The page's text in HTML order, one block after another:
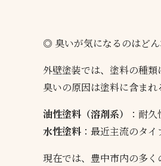
◎ 臭いが気になるのはどん
外壁塗装では、塗料の種類
臭いの原因は塗料に含まれ
油性塗料（溶剤系）
：耐
水性塗料 ：最近主流のタ
現在では、豊中市内の多く